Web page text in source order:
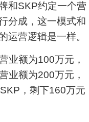
SKP约定一个营
分成，这一模式和
运营逻辑是一样。
额为100万元，
业额为200万元，
，剩下160万元